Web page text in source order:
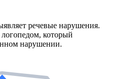
речевые нарушения.
который
нарушении.